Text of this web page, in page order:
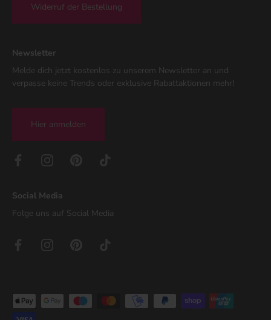
Widerruf der Bestellung
Newsletter
Melde dich jetzt kostenlos zu unserem Newsletter an und
verpasse keine Trends oder exklusive Rabattaktionen mehr!
Hier anmelden
Social Media
Folge uns auf Social Media